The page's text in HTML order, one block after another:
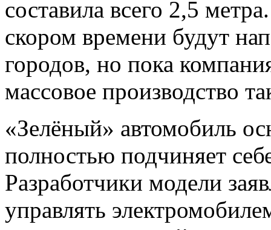
составила всего 2,5
скором времени будут
городов, но пока
массовое производство
«Зелёный» автомобиль
полностью подчиняет
Разработчики модели
управлять